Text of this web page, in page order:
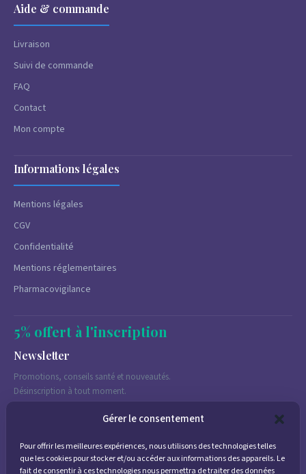
Gérer le consentement
Pour offrir les meilleures expériences, nous utilisons des technologies telles
que les cookies pour stocker et/ou accéder aux informations des appareils. Le
fait de consentir à ces technologies nous permettra de traiter des données
Aide & commande
Livraison
Suivi de commande
FAQ
Contact
Mon compte
Informations légales
Mentions légales
CGV
Confidentialité
Mentions réglementaires
Pharmacovigilance
5% offert à l'inscription
Newsletter
Promotions, conseils santé et nouveautés.
Désinscription à tout moment.
J'accepte de recevoir des emails marketing conformément à la
politique de confidentialité